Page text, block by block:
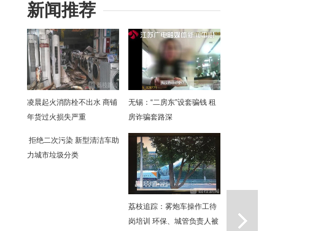
新闻推荐
凌晨起火消防栓不出水 商铺
年货过火损失严重
无锡：“二房东”设套骗钱 租
房诈骗套路深
拒绝二次污染 新型清洁车助
力城市垃圾分类
荔枝追踪：雾炮车操作工待
岗培训 环保、城管负责人被